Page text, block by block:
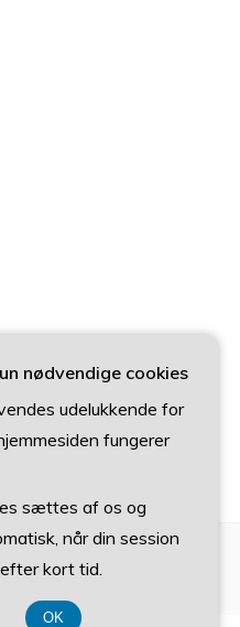
nødvendige cookies
udelukkende for
fungerer
sættes af os og
når din session
kort tid.
OK